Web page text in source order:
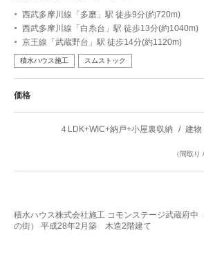
西武多摩川線「多磨」駅 徒歩9分(約720m)
西武多摩川線「白糸台」駅 徒歩13分(約1040m)
京王線「武蔵野台」駅 徒歩14分(約1120m)
積水ハウス施工 スムストック
価格
４LDK+WIC+納戸+小屋裏収納
建物
（間取
積水ハウス株式会社施工 コモンステージ武蔵府中
の街） 平成28年2月築 木造2階建て